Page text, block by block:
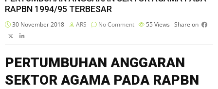
RAPBN 1994/95 TERBESAR
30 November 2018 ARS No Comment 55 Views Share on
PERTUMBUHAN ANGGARAN
SEKTOR AGAMA PADA RAPBN